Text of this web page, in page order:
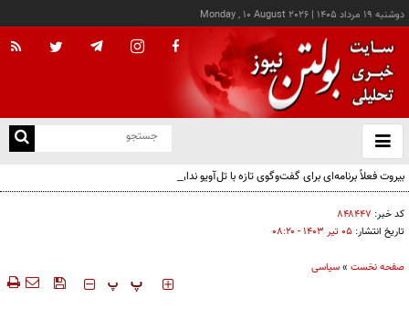
دوشنبه ۱۹ مرداد ۱۴۰۵ |
Monday , 10 August 2026
باز
و
بیروت فعلاً برنامه‌ای برای گفت‌وگوی تازه با تل‌آویو ندارد
کد خبر: ۸۴۸۴۴۷
تاریخ انتشار: ۰۵ تير ۱۴۰۳ - ۰۸:۲۰
صفحه نخست »سیاسی
‍‍‍ پ پ